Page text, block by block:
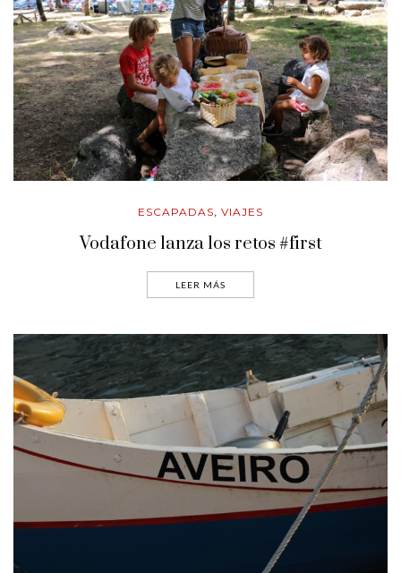
ESCAPADAS, VIAJES
Vodafone lanza los retos #first
LEER MÁS